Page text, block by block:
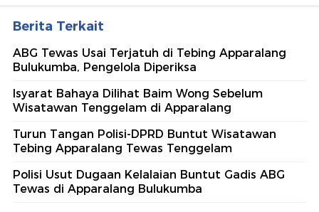
Berita Terkait
ABG Tewas Usai Terjatuh di Tebing Apparalang
Bulukumba, Pengelola Diperiksa
Isyarat Bahaya Dilihat Baim Wong Sebelum
Wisatawan Tenggelam di Apparalang
Turun Tangan Polisi-DPRD Buntut Wisatawan
Tebing Apparalang Tewas Tenggelam
Polisi Usut Dugaan Kelalaian Buntut Gadis ABG
Tewas di Apparalang Bulukumba